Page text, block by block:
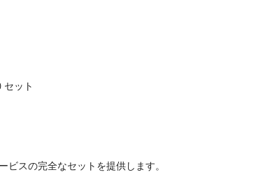
ット
ビスの完全なセットを提供します。